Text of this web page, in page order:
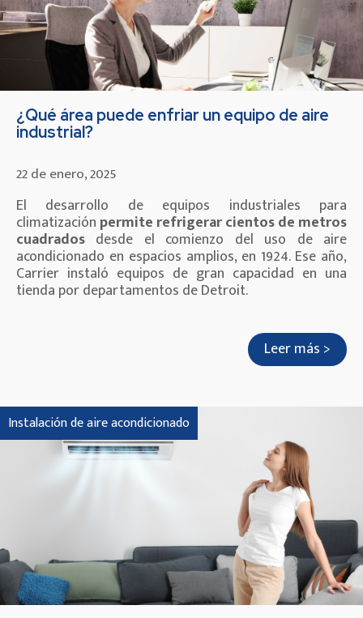
¿Qué área puede enfriar un equipo de aire
industrial?
22 de enero, 2025
El desarrollo de equipos industriales para
climatización permite refrigerar cientos de metros
cuadrados desde el comienzo del uso de aire
acondicionado en espacios amplios, en 1924. Ese año,
Carrier instaló equipos de gran capacidad en una
tienda por departamentos de Detroit.
Leer más >
Instalación de aire acondicionado